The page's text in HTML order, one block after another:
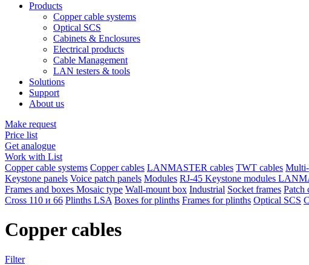
Products
Copper cable systems
Optical SCS
Cabinets & Enclosures
Electrical products
Cable Management
LAN testers & tools
Solutions
Support
About us
Make request
Price list
Get analogue
Work with List
Copper cable systems Copper cables LANMASTER сables TWT сables
Keystone panels Voice patch panels Modules RJ-45 Keystone modules
Frames and boxes Mosaic type Wall-mount box Industrial Socket frames Patch
Сross 110 и 66 Plinths LSA Boxes for plinths Frames for plinths Optical SCS
Copper cables
Filter